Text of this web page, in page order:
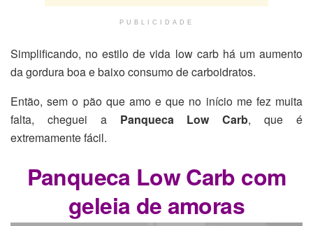
PUBLICIDADE
Simplificando, no estilo de vida low carb há um aumento
da gordura boa e baixo consumo de carboidratos.
Então, sem o pão que amo e que no início me fez muita
falta, cheguei a Panqueca Low Carb, que é
extremamente fácil.
Panqueca Low Carb com
geleia de amoras